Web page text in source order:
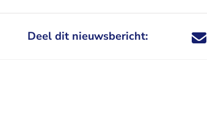
Deel dit nieuwsbericht: Deel dit
Deel